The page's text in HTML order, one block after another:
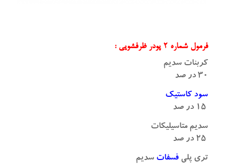
فرمول شماره ۲ پودر ظرفشویی :
کربنات سدیم
۳۰ در صد
سود کاستیک
سدیم متاسیلیکات
تری پلیفسفات سدیم